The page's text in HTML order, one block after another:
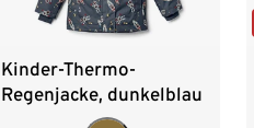
Kinder-Thermo-
Regenjacke, dunkelblau